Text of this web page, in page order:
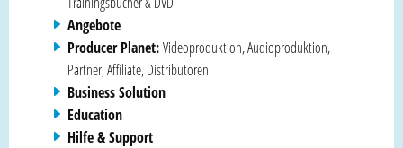
Angebote
Producer Planet:Videoproduktion, Audioproduktion,
Partner, Affiliate, Distributoren
Business Solution
Education
Hilfe & Support